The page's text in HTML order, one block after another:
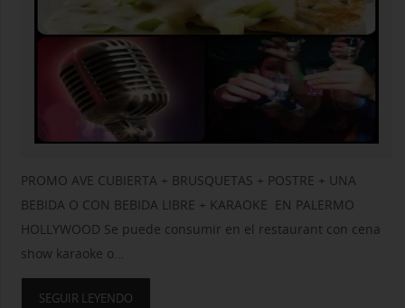
PROMO AVE CUBIERTA + BRUSQUETAS + POSTRE + UNA
BEBIDA O CON BEBIDA LIBRE + KARAOKE EN PALERMO
HOLLYWOOD Se puede consumir en el restaurant con cena
show karaoke o…
SEGUIR LEYENDO